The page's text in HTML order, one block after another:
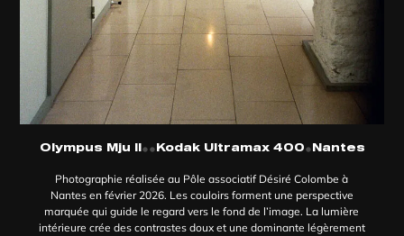
Olympus Mju II••Kodak Ultramax 400•Nantes
Photographie réalisée au Pôle associatif Désiré Colombe à
Nantes en février 2026. Les couloirs forment une perspective
marquée qui guide le regard vers le fond de l’image. La lumière
intérieure crée des contrastes doux et une dominante légèrement